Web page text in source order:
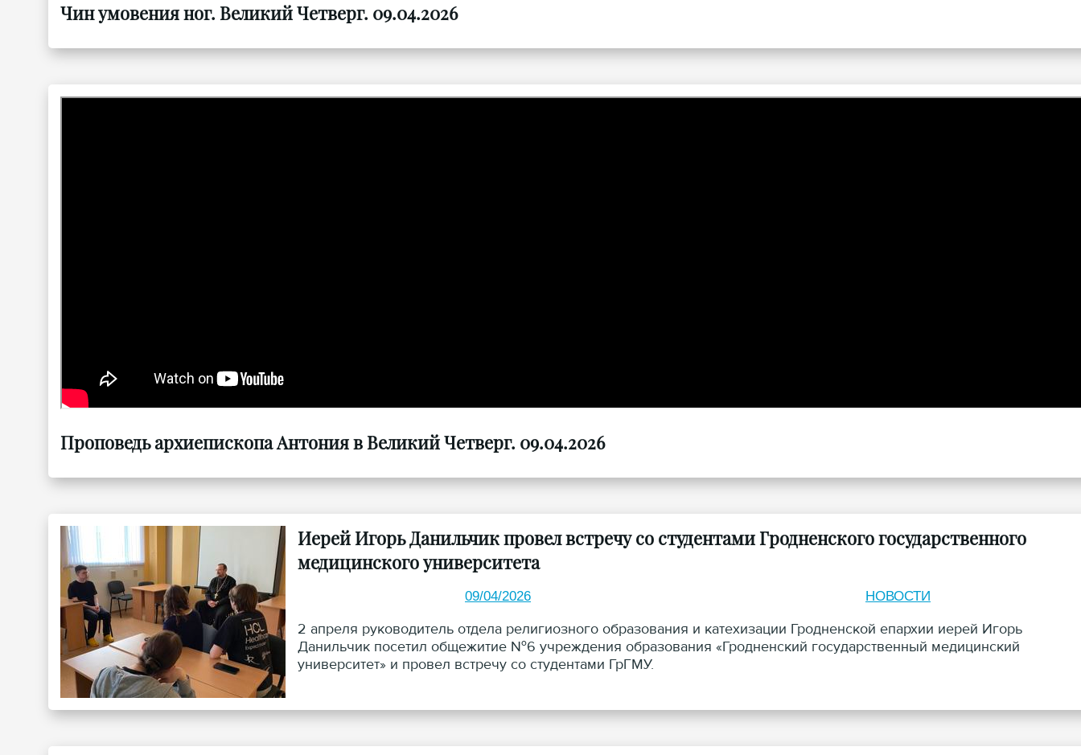
Чин умовения ног. Великий Четверг. 09.04.2026
Проповедь архиепископа Антония в Великий Четверг. 09.04.2026
Иерей Игорь Данильчик провел встречу со студентами Гродненского государственного
медицинского университета
09/04/2026 НОВОСТИ
2 апреля руководитель отдела религиозного образования и катехизации Гродненской епархии иерей Игорь
Данильчик посетил общежитие №6 учреждения образования «Гродненский государственный медицинский
университет» и провел встречу со студентами ГрГМУ.